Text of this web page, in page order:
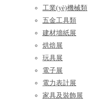
工業(yè)機械類
五金工具類
建材墻紙展
烘焙展
玩具展
電子展
電力表計展
家具及裝飾展